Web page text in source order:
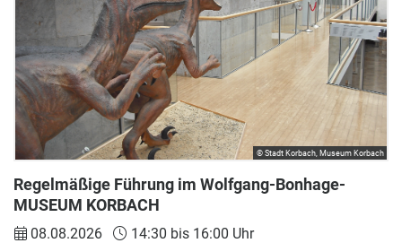
Regelmäßige Führung im Wolfgang-Bonhage-
MUSEUM KORBACH
08.08.2026
14:30 bis 16:00 Uhr
© Stadt Korbach, Museum Korbach